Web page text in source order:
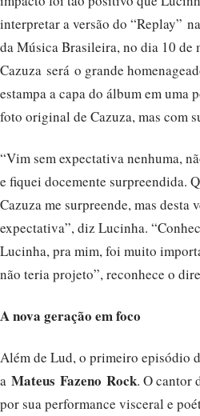
interpretar a versão do “Replay”
da Música Brasileira, no dia 10 de
Cazuza será o grande
estampa a capa do álbum em uma
foto original de Cazuza, mas com
“Vim sem expectativa nenhuma,
e fiquei docemente surpreendida.
Cazuza me surpreende, mas desta
expectativa”, diz Lucinha.
Lucinha, pra mim, foi muito
não teria projeto”, reconhece o
A nova geração em foco
Além de Lud, o primeiro episódio
a Mateus Fazeno Rock. O cantor
por sua performance visceral e